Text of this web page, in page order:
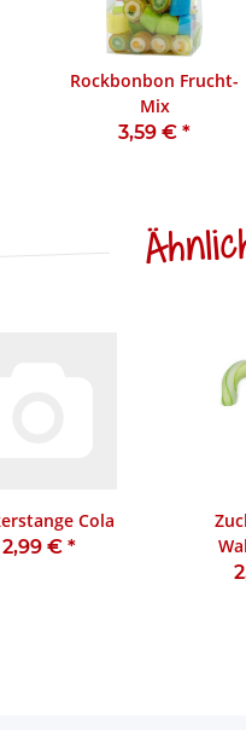
Rockbonbon Frucht-
Mix
3,59 € *
Cola
2,99 € *